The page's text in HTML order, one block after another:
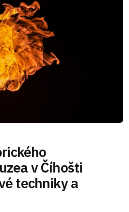
v Číhošti
techniky a